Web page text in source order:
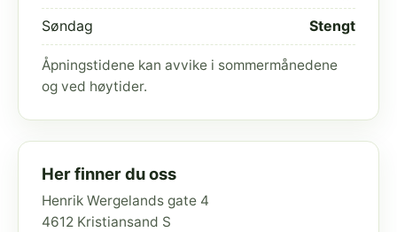
Søndag Stengt
Åpningstidene kan avvike i sommermånedene
og ved høytider.
Her finner du oss
Henrik Wergelands gate 4
4612 Kristiansand S